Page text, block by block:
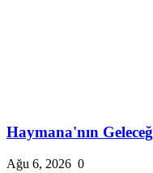
Haymana'nın
Ağu 6, 2026 0